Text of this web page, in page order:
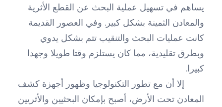
يساهم في تسهيل عملية البحث عن القطع الأثرية
والمعادن الثمينة بشكل كبير. وفي العصور القديمة
كانت عمليات البحث والتنقيب تتم بشكل يدوي
وبطرق تقليدية، مما كان يستلزم وقتا طويلا وجهدا
كبيرا.
إلا أن مع تطور التكنولوجيا وظهور أجهزة كشف
المعادن تحت الأرض، أصبح بإمكان البحثيين والأثريين